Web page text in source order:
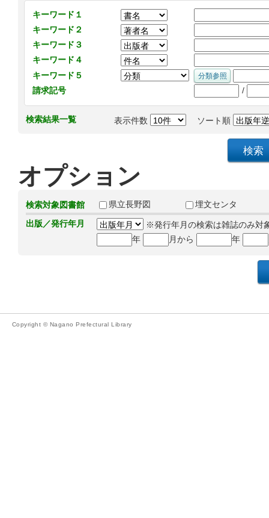
キーワード１
キーワード２
キーワード３
キーワード４
キーワード５
請求記号
/
検索結果一覧 表示件数 ソート順
オプション
検索対象図書館 県立長野図
埋文センタ
出版／発行年月
※発行年月の検索は雑誌のみ対
年
月から 年
Copyright © Nagano Prefectural Library